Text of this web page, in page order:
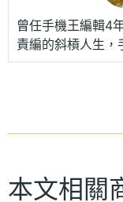
曾任手機王編輯4
責編的斜槓人生
本文相關